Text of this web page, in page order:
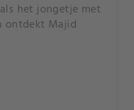
het jongetje met
ontdekt Majid